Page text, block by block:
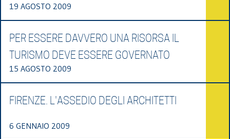
19 AGOSTO 2009
PER ESSERE DAVVERO UNA RISORSA IL
TURISMO DEVE ESSERE GOVERNATO
15 AGOSTO 2009
FIRENZE. L'ASSEDIO DEGLI ARCHITETTI
6 GENNAIO 2009